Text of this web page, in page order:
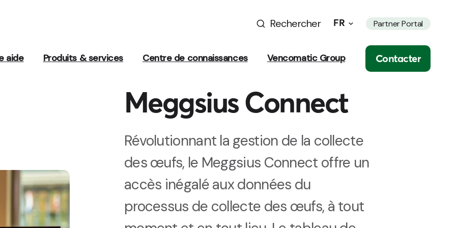
Rechercher FR Partner Portal
aide Produits & services Centre de connaissances Vencomatic Group Contacter
Meggsius Connect
Révolutionnant la gestion de la collecte
des œufs, le Meggsius Connect offre un
accès inégalé aux données du
processus de collecte des œufs, à tout